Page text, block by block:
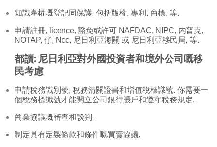
知識產權嘅登記同保護, 包括版權, 專利, 商標, 等.
申請註冊, licence, 豁免或許可 NAFDAC, NIPC, 内普克,
NOTAP, 仔, Ncc, 尼日利亞海關 或 尼日利亞移民局, 等.
都讀:尼日利亞對外國投資者和境外公司嘅移
民考慮
申請稅務識別號, 稅務清關證書和增值稅標識號. 你需要一
個稅務標識號才能開立公司銀行賬戶和遵守稅務規定.
商業協議嘅審查和談判.
制定具有定製條款和條件嘅買賣協議.